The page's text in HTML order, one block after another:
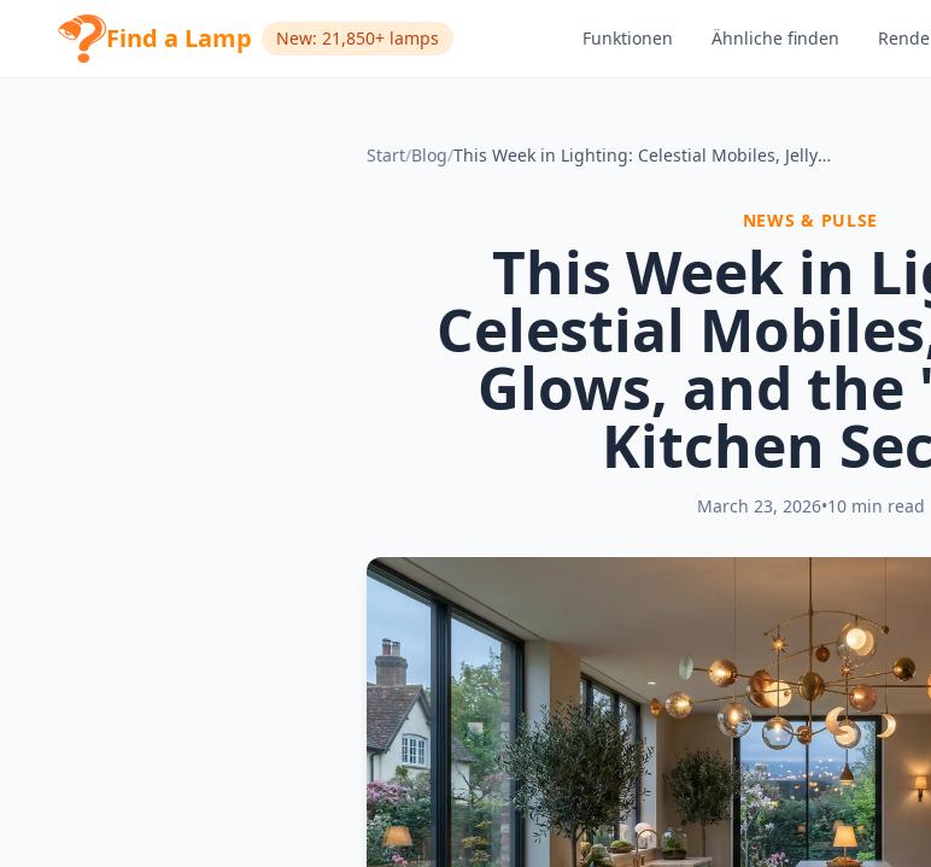
Find a Lamp New: 21,850+ lamps Funktionen Ähnliche finden
Start/Blog/ This Week in Lighting: Celestial Mobiles, Jellyfish Glows, and the 'British' Kitchen Secret
NEWS & PULSE
This Week in
Celestial
Glows, and
Kitchen
March 23, 2026•10 min read